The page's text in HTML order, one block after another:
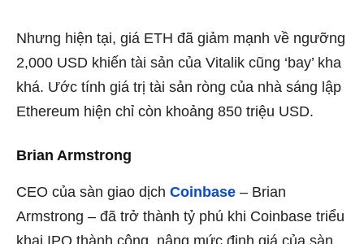
Nhưng hiện tại, giá ETH đã giảm mạnh về ngưỡng
2,000 USD khiến tài sản của Vitalik cũng ‘bay’ kha
khá. Ước tính giá trị tài sản ròng của nhà sáng lập
Ethereum hiện chỉ còn khoảng 850 triệu USD.
Brian Armstrong
CEO của sàn giao dịch Coinbase – Brian
Armstrong – đã trở thành tỷ phú khi Coinbase triểu